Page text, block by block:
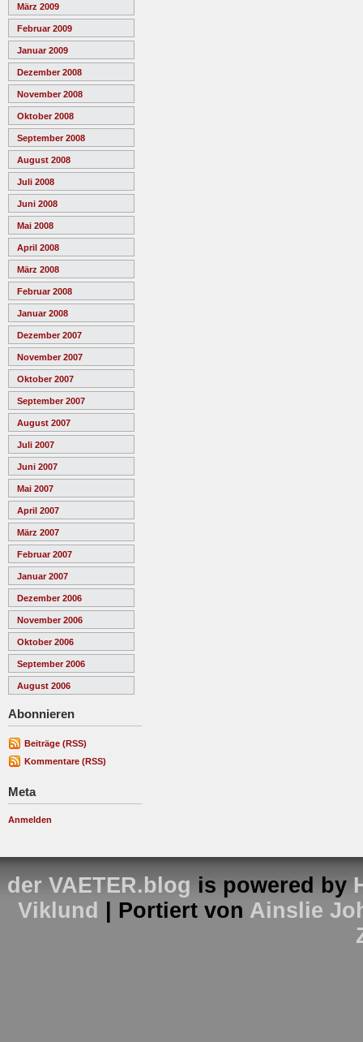
März 2009
Februar 2009
Januar 2009
Dezember 2008
November 2008
Oktober 2008
September 2008
August 2008
Juli 2008
Juni 2008
Mai 2008
April 2008
März 2008
Februar 2008
Januar 2008
Dezember 2007
November 2007
Oktober 2007
September 2007
August 2007
Juli 2007
Juni 2007
Mai 2007
April 2007
März 2007
Februar 2007
Januar 2007
Dezember 2006
November 2006
Oktober 2006
September 2006
August 2006
Abonnieren
Beiträge (RSS)
Kommentare (RSS)
Meta
Anmelden
der VAETER.blog is powered by
Viklund
| Portiert von Ainslie